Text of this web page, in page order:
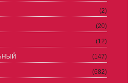
(2)
(20)
(12)
(147)
(682)